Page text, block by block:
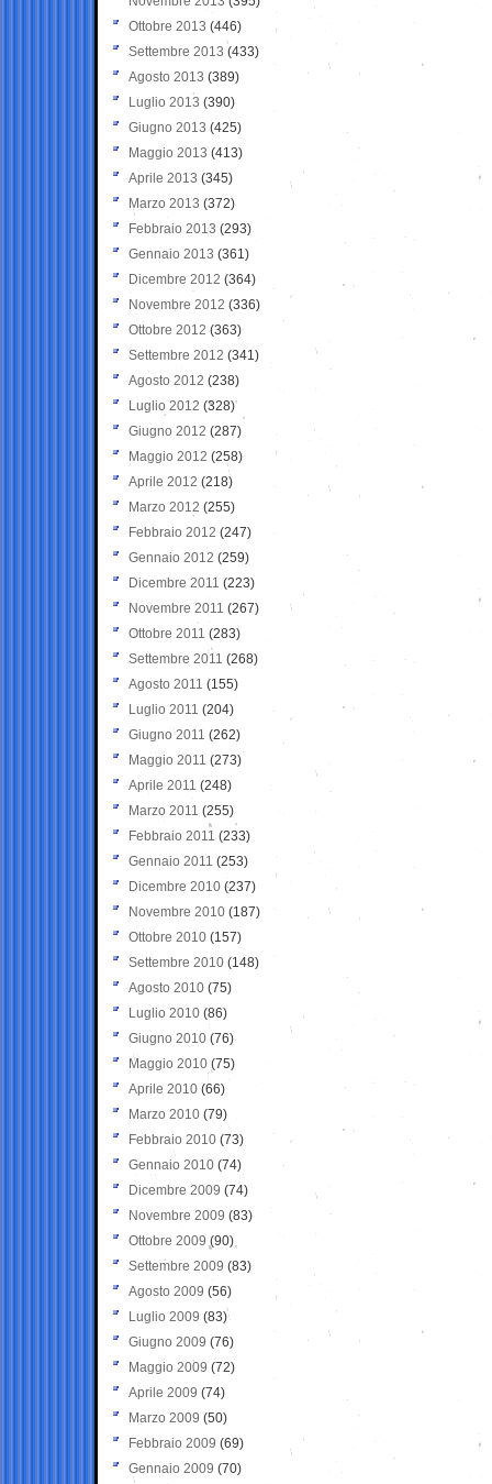
Ottobre 2013 (446)
Settembre 2013 (433)
Agosto 2013 (389)
Luglio 2013 (390)
Giugno 2013 (425)
Maggio 2013 (413)
Aprile 2013 (345)
Marzo 2013 (372)
Febbraio 2013 (293)
Gennaio 2013 (361)
Dicembre 2012 (364)
Novembre 2012 (336)
Ottobre 2012 (363)
Settembre 2012 (341)
Agosto 2012 (238)
Luglio 2012 (328)
Giugno 2012 (287)
Maggio 2012 (258)
Aprile 2012 (218)
Marzo 2012 (255)
Febbraio 2012 (247)
Gennaio 2012 (259)
Dicembre 2011 (223)
Novembre 2011 (267)
Ottobre 2011 (283)
Settembre 2011 (268)
Agosto 2011 (155)
Luglio 2011 (204)
Giugno 2011 (262)
Maggio 2011 (273)
Aprile 2011 (248)
Marzo 2011 (255)
Febbraio 2011 (233)
Gennaio 2011 (253)
Dicembre 2010 (237)
Novembre 2010 (187)
Ottobre 2010 (157)
Settembre 2010 (148)
Agosto 2010 (75)
Luglio 2010 (86)
Giugno 2010 (76)
Maggio 2010 (75)
Aprile 2010 (66)
Marzo 2010 (79)
Febbraio 2010 (73)
Gennaio 2010 (74)
Dicembre 2009 (74)
Novembre 2009 (83)
Ottobre 2009 (90)
Settembre 2009 (83)
Agosto 2009 (56)
Luglio 2009 (83)
Giugno 2009 (76)
Maggio 2009 (72)
Aprile 2009 (74)
Marzo 2009 (50)
Febbraio 2009 (69)
Gennaio 2009 (70)